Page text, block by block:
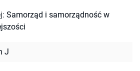
: Samorząd i samorządność w
J